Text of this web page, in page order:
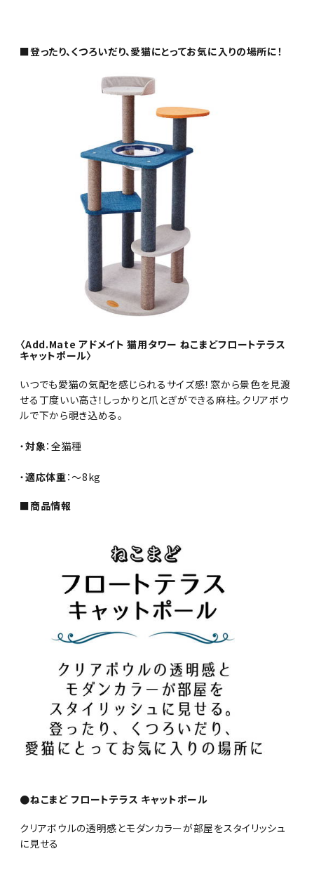
■登ったり、くつろいだり、愛猫にとってお気に入りの場所に！
〈Add.Mate アドメイト 猫用タワー ねこまどフロートテラス
キャットポール〉
いつでも愛猫の気配を感じられるサイズ感！窓から景色を見渡
せる丁度いい高さ！しっかりと爪とぎができる麻柱。クリアボウ
ルで下から覗き込める。
・対象：全猫種
・適応体重：～8kg
■商品情報
●ねこまど フロートテラス キャットポール
クリアボウルの透明感とモダンカラーが部屋をスタイリッシュ
に見せる